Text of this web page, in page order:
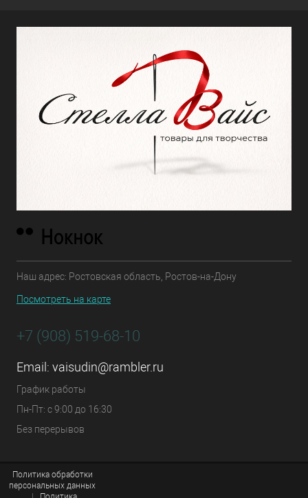
Наш адрес: Ростовская область, Ростов-на-Дону
Посмотреть на карте
+7 (908) 519-68-10
Email: vaisudin@rambler.ru
График работы
Пн-Пт: с 9:00 до 16:30
Без перерывов
Политика обработки
персональных данных